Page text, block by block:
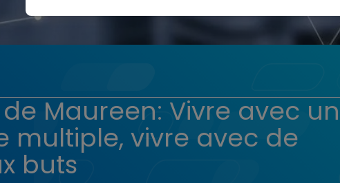
Maureen: Vivre avec un
multiple, vivre avec de
buts